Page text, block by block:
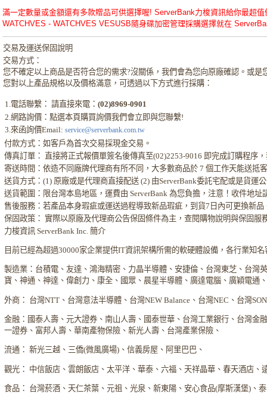
滿一定數量或金額還有多款贈品可供選擇喔! ServerBank力梭資訊給你最超
WATCHVES - WATCHVES VESUSB隨身碟加密管理採購選擇就在
交易及運送保固說明
交易方式：
您不確定以上商品是否符合您的需求?沒關係，我們會為您向原廠確認。或
您對以上產品規格以及價格滿意，可透過以下方式進行採購：
1.電話聯繫： 請直接來電：(02)8969-0901
2.網路詢價：點選本頁購買詢價我們會立即與您聯繫!
3.來函詢價Email: service@serverbank.com.tw
付款方式：如客戶為首次交易採現金交易。
傳真訂單： 直接將正式報價單簽名後傳真至(02)2253-9016 即完成訂購程序
寄送時間：依造不同廠牌代理商有所不同，大多數商品於 7 個工作天能送抵
送貨方式：(1) 原廠或是代理商直接配送 (2) 由ServerBank委託宅配或是貨運
送貨範圍：限台灣本島地區，運費由 ServerBank 為您負擔，注意！收件地址
售後服務：若產品本身瑕疵或運送過程導致新品瑕疵，到貨7日內可更換新品
保固政策： 實際以原廠及代理商公告保固條件為主，查閱購物說明與保固服
力梭資訊 ServerBank Inc. 簡介
目前已經為超過30000家企業提供IT資訊架構所需的軟硬體設備，各行業知名
製造業：台積電、友達、鴻海精密、力晶半導體、安捷倫、台灣東芝、台
寶、神通、神達、偉創力、康全、國眾、晨星半導體、廣達電腦、廣穎電通
外商： 台灣NTT、台灣意法半導體、台灣NEW Balance、台灣NEC、台灣
金融：國泰人壽、元大證券、南山人壽、國泰世華、台灣工業銀行、台灣
一證券、富邦人壽、華南產物保險、新光人壽、台灣產業保險、
流通： 新光三越、三僑(微風廣場)、信義房屋、阿里巴巴、
觀光： 中信飯店、雲朗飯店、太平洋、華泰、六福、天祥晶華、春天酒店、
食品： 台灣菸酒、天仁茶葉、元祖、光泉、新東陽、安心食品(摩斯漢堡)、